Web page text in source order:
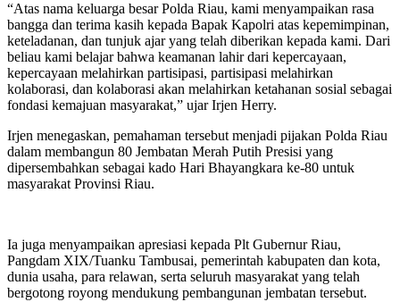
“Atas nama keluarga besar Polda Riau, kami menyampaikan rasa
bangga dan terima kasih kepada Bapak Kapolri atas kepemimpinan,
keteladanan, dan tunjuk ajar yang telah diberikan kepada kami. Dari
beliau kami belajar bahwa keamanan lahir dari kepercayaan,
kepercayaan melahirkan partisipasi, partisipasi melahirkan
kolaborasi, dan kolaborasi akan melahirkan ketahanan sosial sebagai
fondasi kemajuan masyarakat,” ujar Irjen Herry.
Irjen menegaskan, pemahaman tersebut menjadi pijakan Polda Riau
dalam membangun 80 Jembatan Merah Putih Presisi yang
dipersembahkan sebagai kado Hari Bhayangkara ke-80 untuk
masyarakat Provinsi Riau.
Ia juga menyampaikan apresiasi kepada Plt Gubernur Riau,
Pangdam XIX/Tuanku Tambusai, pemerintah kabupaten dan kota,
dunia usaha, para relawan, serta seluruh masyarakat yang telah
bergotong royong mendukung pembangunan jembatan tersebut.